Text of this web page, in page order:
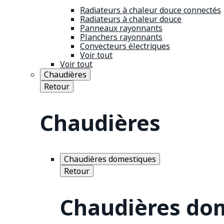
Radiateurs à chaleur douce connectés
Radiateurs à chaleur douce
Panneaux rayonnants
Planchers rayonnants
Convecteurs électriques
Voir tout
Voir tout
Chaudières
Retour
Chaudières
Chaudières domestiques
Retour
Chaudières